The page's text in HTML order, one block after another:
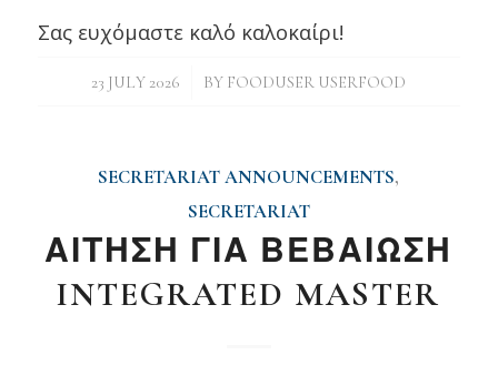
Σας ευχόμαστε καλό καλοκαίρι!
23 JULY 2026
/ BY FOODUSER USERFOOD
SECRETARIAT ANNOUNCEMENTS,
SECRETARIAT
ΑΙΤΗΣΗ ΓΙΑ ΒΕΒΑΙΩΣΗ
INTEGRATED MASTER